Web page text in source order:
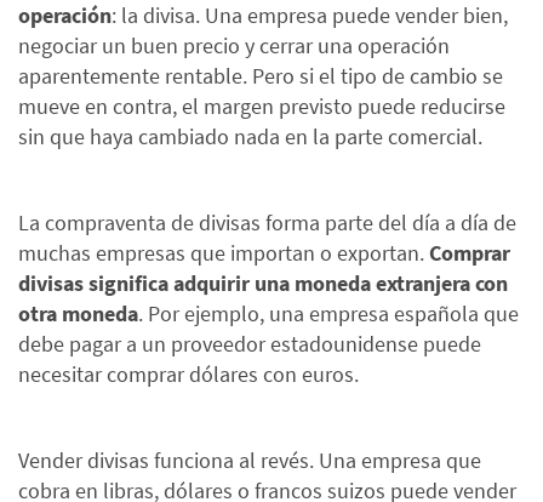
operación: la divisa. Una empresa puede vender bien,
negociar un buen precio y cerrar una operación
aparentemente rentable. Pero si el tipo de cambio se
mueve en contra, el margen previsto puede reducirse
sin que haya cambiado nada en la parte comercial.
La compraventa de divisas forma parte del día a día de
muchas empresas que importan o exportan.Comprar
divisas significa adquirir una moneda extranjera con
otra moneda. Por ejemplo, una empresa española que
debe pagar a un proveedor estadounidense puede
necesitar comprar dólares con euros.
Vender divisas funciona al revés. Una empresa que
cobra en libras, dólares o francos suizos puede vender